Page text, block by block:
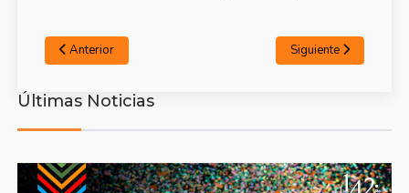
Anterior Siguiente
Últimas Noticias